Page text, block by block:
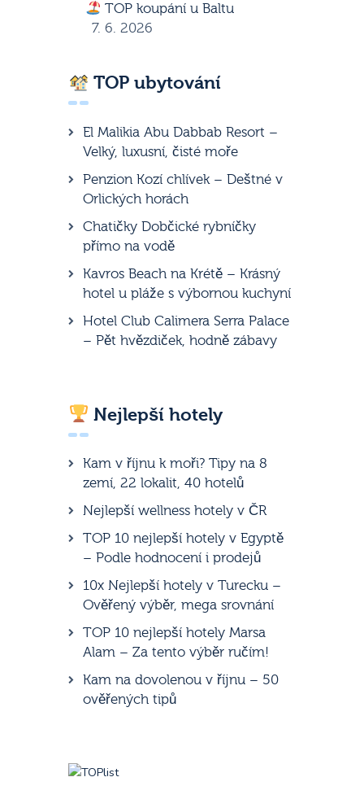
TOP koupání u Baltu
7. 6. 2026
TOP ubytování
El Malikia Abu Dabbab Resort –
Velký, luxusní, čisté moře
Penzion Kozí chlívek – Deštné v
Orlických horách
Chatičky Dobčické rybníčky
přímo na vodě
Kavros Beach na Krétě – Krásný
hotel u pláže s výbornou kuchyní
Hotel Club Calimera Serra Palace
– Pět hvězdiček, hodně zábavy
Nejlepší hotely
Kam v říjnu k moři? Tipy na 8
zemí, 22 lokalit, 40 hotelů
Nejlepší wellness hotely v ČR
TOP 10 nejlepší hotely v Egyptě
– Podle hodnocení i prodejů
10x Nejlepší hotely v Turecku –
Ověřený výběr, mega srovnání
TOP 10 nejlepší hotely Marsa
Alam – Za tento výběr ručím!
Kam na dovolenou v říjnu – 50
ověřených tipů